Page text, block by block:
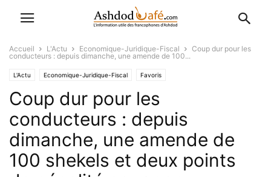
Accueil L'Actu Economique-Juridique-Fiscal
Coup dur pour les
conducteurs : depuis dimanche, une amende de 100...
L'Actu Economique-Juridique-Fiscal Favoris
Coup dur pour les
conducteurs : depuis
dimanche, une amende de
100 shekels et deux points